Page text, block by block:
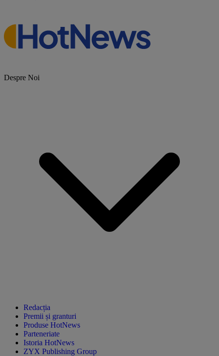
Despre Noi
Redacția
Premii și granturi
Produse HotNews
Parteneriate
Istoria HotNews
ZYX Publishing Group